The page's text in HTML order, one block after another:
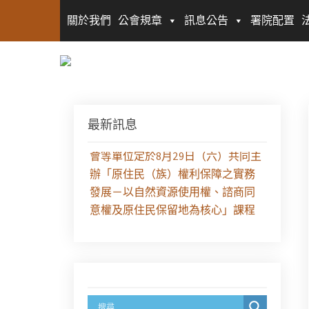
關於我們 公會規章 訊息公告 署院配置
最新訊息
會等單位定於8月29日（六）共同主
辦「原住民（族）權利保障之實務
發展－以自然資源使用權、諮商同
意權及原住民保留地為核心」課程
登記)